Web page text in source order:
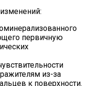
первичную
из-за
к поверхности.